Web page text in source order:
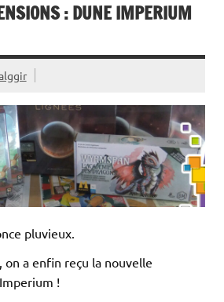
: DUNE IMPERIUM
pluvieux.
on a enfin reçu la nouvelle
!